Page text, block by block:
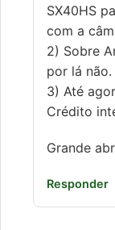
SX40HS
com a
2) Sobre
por lá não.
3) Até
Crédito
Grande
Responder